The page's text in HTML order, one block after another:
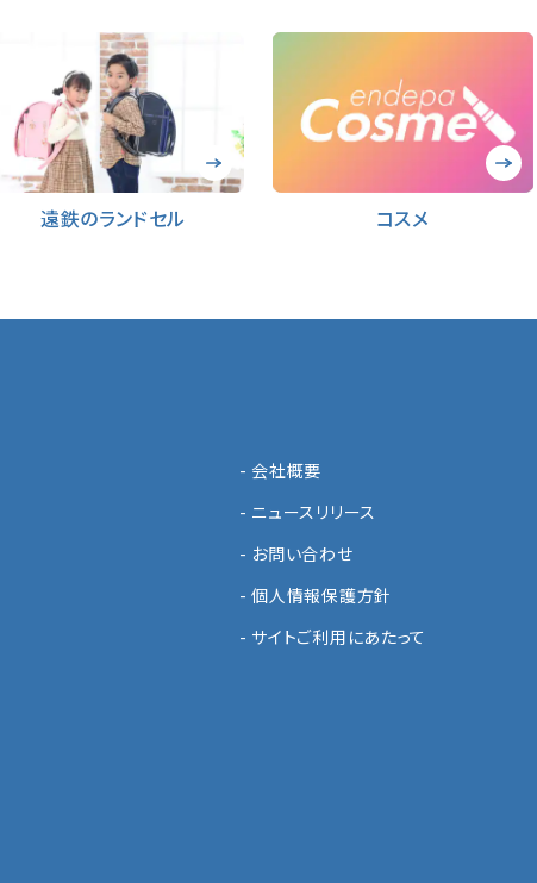
遠鉄のランドセル コスメ
- 会社概要
- ニュースリリース
- お問い合わせ
- 個人情報保護方針
- サイトご利用にあたって